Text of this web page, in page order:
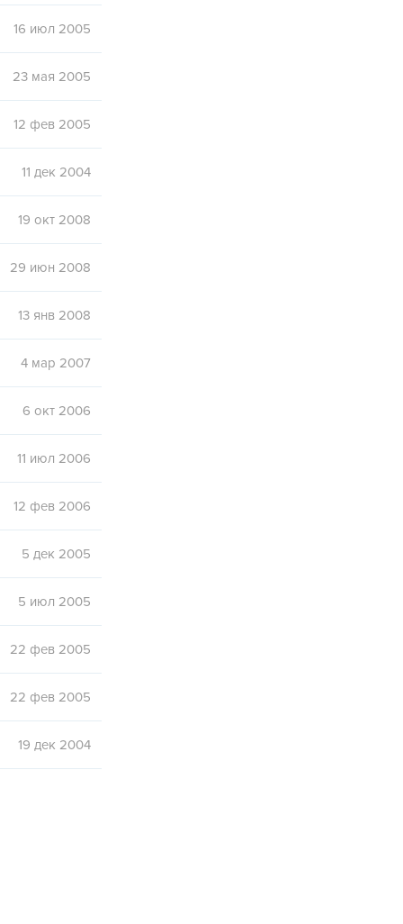
16 июл 2005
23 мая 2005
12 фев 2005
11 дек 2004
19 окт 2008
29 июн 2008
13 янв 2008
4 мар 2007
6 окт 2006
11 июл 2006
12 фев 2006
5 дек 2005
5 июл 2005
22 фев 2005
22 фев 2005
19 дек 2004